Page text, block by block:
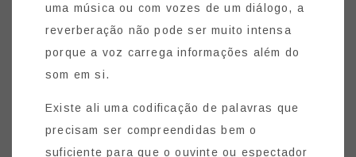
uma música ou com vozes de um diálogo, a
reverberação não pode ser muito intensa
porque a voz carrega informações além do
som em si.
Existe ali uma codificação de palavras que
precisam ser compreendidas bem o
suficiente para que o ouvinte ou espectador